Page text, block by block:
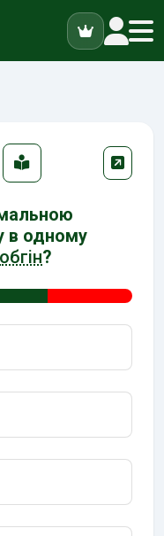
в одному
обгін?